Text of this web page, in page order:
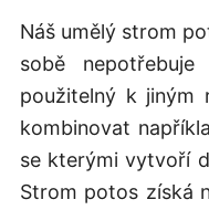
Náš umělý strom
sobě
použitelný k jiným
kombinovat
se kterými vytvoří
Strom potos získá